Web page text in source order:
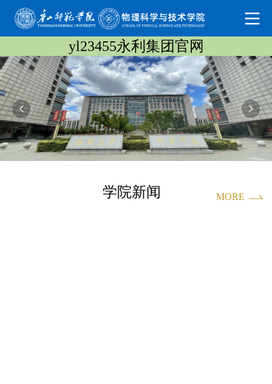
yl23455永利集团官网
MORE
学院新闻